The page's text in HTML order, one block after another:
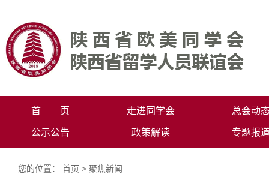
首 页 走进同学会 总会动
公示公告 政策解读 专题报
您的位置： 首页 > 聚焦新闻